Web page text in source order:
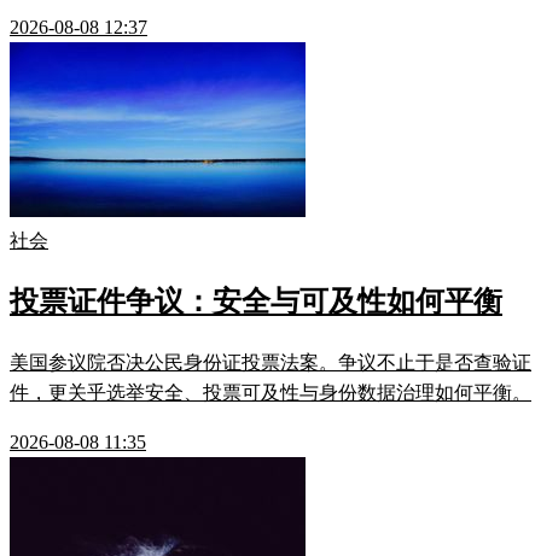
2026-08-08 12:37
社会
投票证件争议：安全与可及性如何平衡
美国参议院否决公民身份证投票法案。争议不止于是否查验证
件，更关乎选举安全、投票可及性与身份数据治理如何平衡。
2026-08-08 11:35